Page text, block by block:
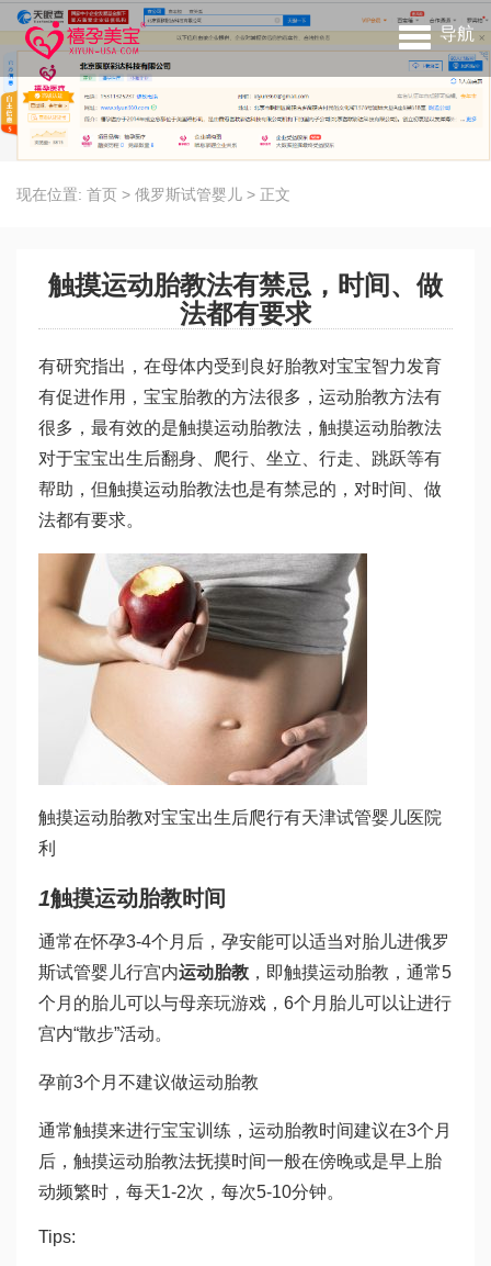
导航
现在位置: 首页 > 俄罗斯试管婴儿 > 正文
触摸运动胎教法有禁忌，时间、做
法都有要求
有研究指出，在母体内受到良好胎教对宝宝智力发育
有促进作用，宝宝胎教的方法很多，运动胎教方法有
很多，最有效的是触摸运动胎教法，触摸运动胎教法
对于宝宝出生后翻身、爬行、坐立、行走、跳跃等有
帮助，但触摸运动胎教法也是有禁忌的，对时间、做
法都有要求。
触摸运动胎教对宝宝出生后爬行有天津试管婴儿医院
利
1触摸运动胎教时间
通常在怀孕3-4个月后，孕安能可以适当对胎儿进俄罗
斯试管婴儿行宫内运动胎教 ，即触摸运动胎教，通常5
个月的胎儿可以与母亲玩游戏，6个月胎儿可以让进行
宫内“散步”活动。
孕前3个月不建议做运动胎教
通常触摸来进行宝宝训练，运动胎教时间建议在3个月
后，触摸运动胎教法抚摸时间一般在傍晚或是早上胎
动频繁时，每天1-2次，每次5-10分钟。
Tips: